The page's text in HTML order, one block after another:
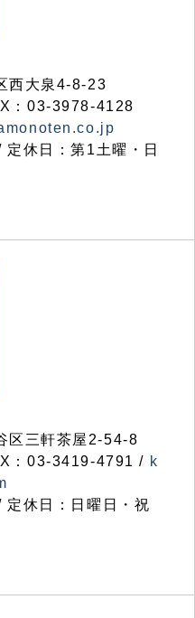
西大泉4-8-23
：03-3978-4128
休日：第1土曜・日
三軒茶屋2-54-8
：03-3419-4791 / k
休日：日曜日・祝